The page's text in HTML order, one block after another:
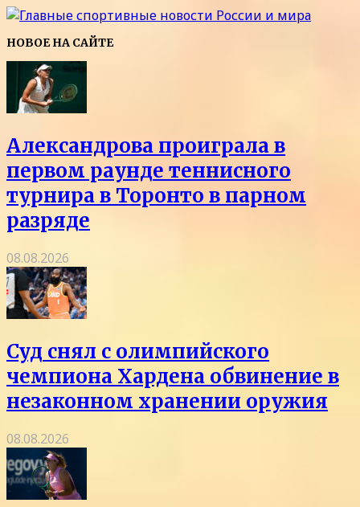
НОВОЕ НА САЙТЕ
Александрова проиграла в
первом раунде теннисного
турнира в Торонто в парном
разряде
08.08.2026
Суд снял с олимпийского
чемпиона Хардена обвинение в
незаконном хранении оружия
08.08.2026